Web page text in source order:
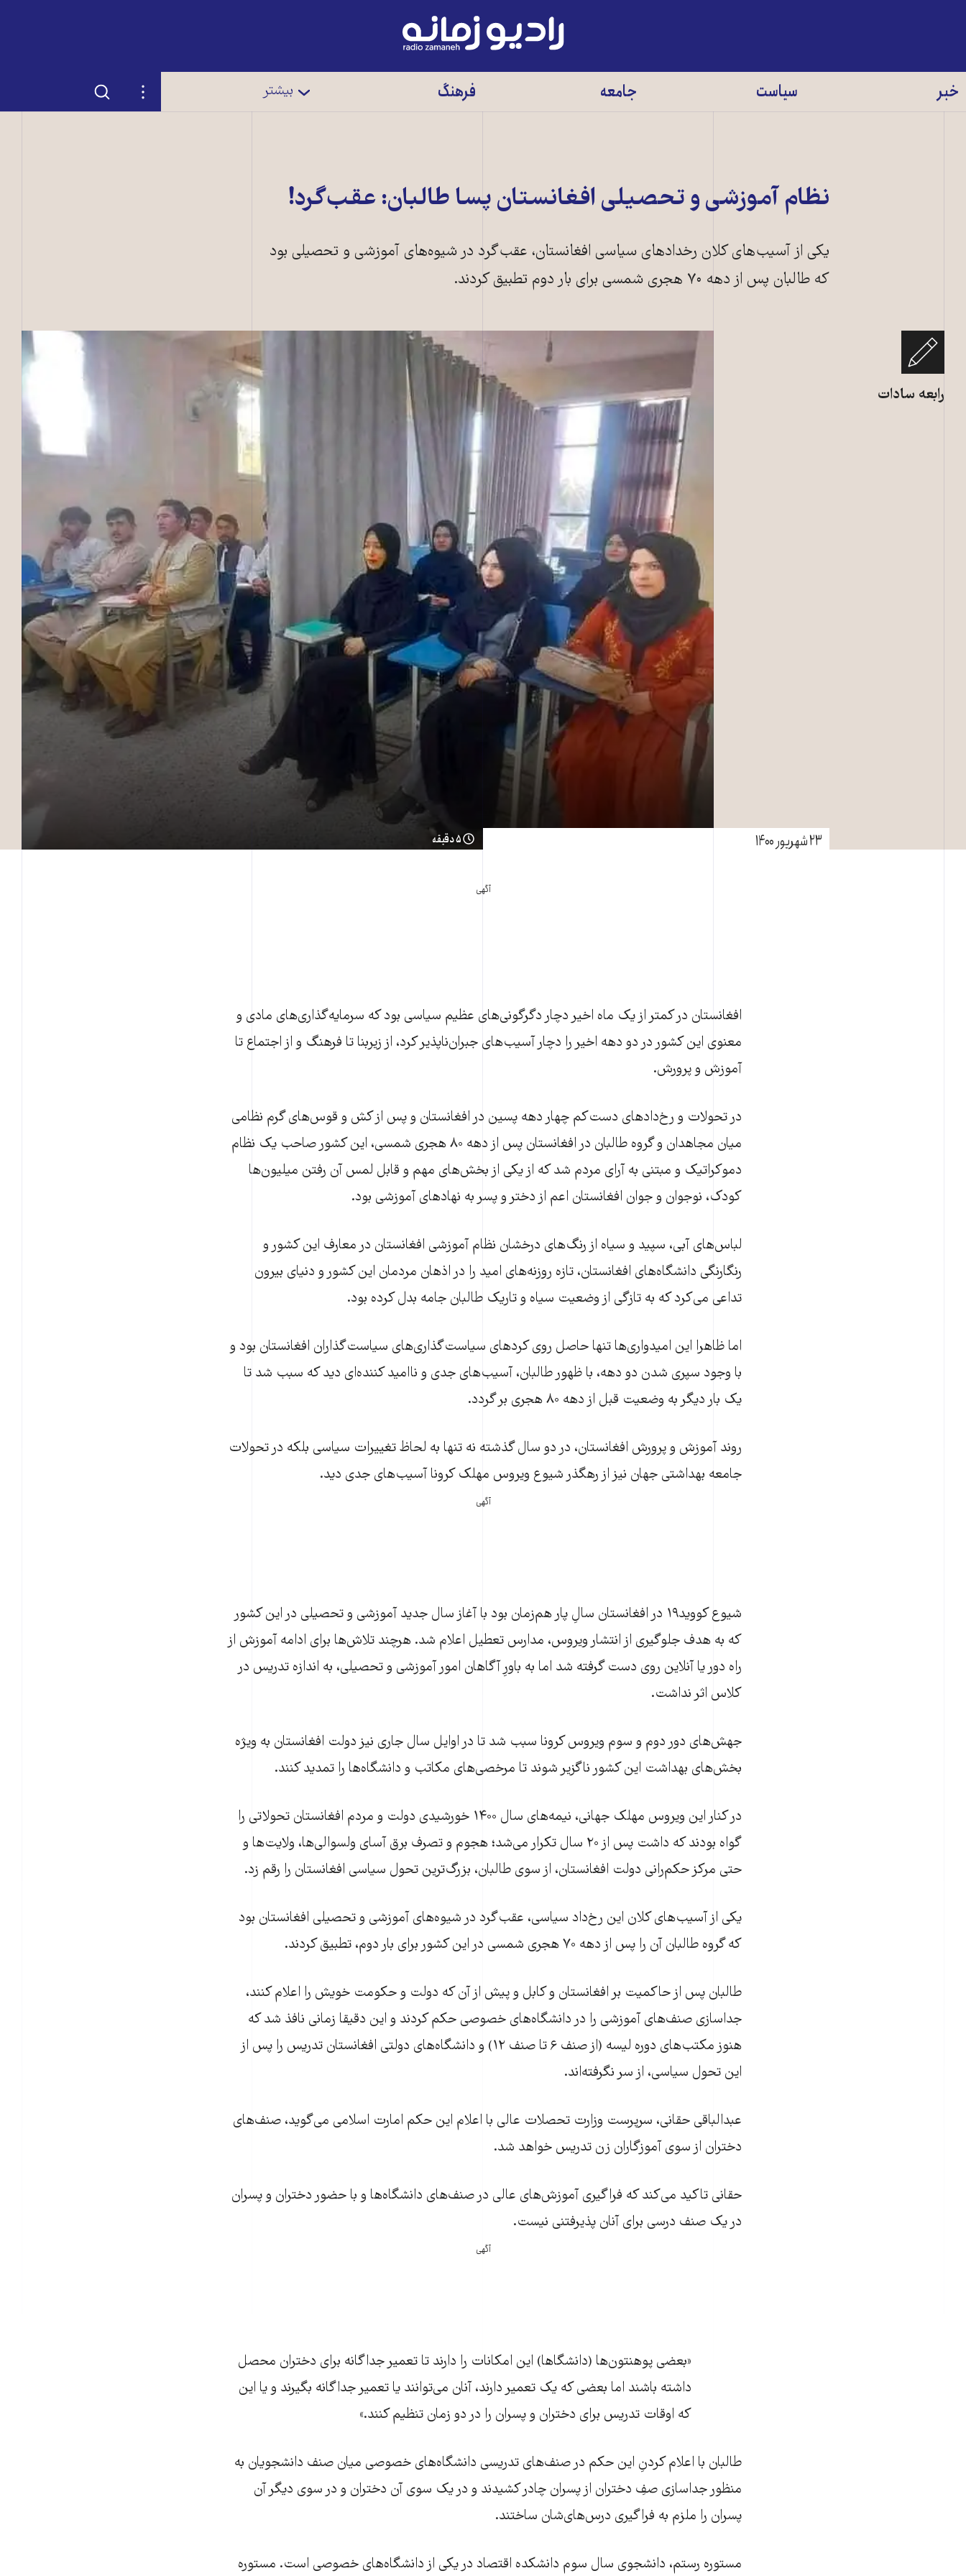
رادیو
زمانه
خبر سیاست جامعه فرهنگ بیشتر تنظیمات جستجو
نظام آموزشی و تحصیلی افغانستان پسا طالبان: عقب‌گرد!
یکی از آسیب‌های کلان رخدادهای سیاسی افغانستان، عقب‌گرد در شیوه‌های آموزشی و تحصیلی بود
که طالبان پس از دهه ۷۰ هجری شمسی برای بار دوم تطبیق کردند.
رابعه سادات
۲۳ شهریور ۱۴۰۰ ۵ دقیقه
آگهی
افغانستان در کمتر از یک ماه اخیر دچار دگرگونی‌های عظیم سیاسی بود که سرمایه‌گذاری‌های مادی و
معنوی این کشور در دو دهه اخیر را دچار آسیب‌های جبران‌ناپذیر کرد، از زیربنا تا فرهنگ و از اجتماع تا
آموزش و پرورش.
در تحولات و رخ‌داد‌های دست‌کم چهار دهه پسین در افغانستان و پس از کش و قوس‌های گرم نظامی
میان مجاهدان و گروه طالبان در افغانستان پس از دهه ۸۰ هجری شمسی، این کشور صاحب یک نظام
دموکراتیک و مبتنی به آرای مردم شد که از یکی از بخش‌های مهم و قابل لمس آن رفتن میلیون‌ها
کودک، نوجوان و جوان افغانستان اعم از دختر و پسر به نهاد‌های آموزشی بود.
لباس‌های آبی، سپید و سیاه از رنگ‌های درخشان نظام آموزشی افغانستان در معارف این کشور و
رنگارنگی دانشگاه‌های افغانستان، تازه روزنه‌های امید را در اذهان مردمان این کشور و دنیای بیرون
تداعی می‌کرد که به تازگی از وضعیت سیاه و تاریک طالبان جامه بدل کرده بود.
اما ظاهرا این امیدواری‌ها تنها حاصل روی کردهای سیاست‌گذاری‌های سیاست‌گذاران افغانستان بود و
با وجود سپری شدن دو دهه، با ظهور طالبان، آسیب‌های جدی و ناامید کننده‌ای دید که سبب شد تا
یک بار دیگر به وضعیت قبل از دهه ۸۰ هجری بر گردد.
روند آموزش و پرورش افغانستان، در دو سال گذشته نه تنها به لحاظ تغییرات سیاسی بلکه در تحولات
جامعه بهداشتی جهان نیز از رهگذر شیوع ویروس مهلک کرونا آسیب‌های جدی دید.
آگهی
شیوع کووید۱۹ در افغانستان سالِ پار هم‌زمان بود با آغاز سال جدید آموزشی و تحصیلی در این کشور
که به هدف جلوگیری از انتشار ویروس، مدارس تعطیل اعلام شد. هرچند تلاش‌ها برای ادامه آموزش از
راه دور یا آنلاین روی دست گرفته شد اما به باورِ آگاهان امور آموزشی و تحصیلی، به اندازه تدریس در
کلاس اثر نداشت.
جهش‌های دور دوم و سوم ویروس کرونا سبب شد تا در اوایل سال جاری نیز دولت افغانستان به ویژه
بخش‌های بهداشت این کشور ناگزیر شوند تا مرخصی‌های مکاتب و دانشگاه‌ها را تمدید کنند.
در کنار این ویروس مهلک جهانی، نیمه‌های سال ۱۴۰۰ خورشیدی دولت و مردم افغانستان تحولاتی را
گواه بودند که داشت پس از ۲۰ سال تکرار می‌شد؛ هجوم و تصرف برق آسای ولسوالی‌ها، ولایت‌ها و
حتی مرکز حکم‌رانی دولت افغانستان، از سوی طالبان، بزرگ‌ترین تحول سیاسی افغانستان را رقم زد.
یکی از آسیب‌های کلان این رخ‌داد سیاسی، عقب‌گرد در شیوه‌های آموزشی و تحصیلی افغانستان بود
که گروه طالبان آن را پس از دهه ۷۰ هجری شمسی در این کشور برای بار دوم، تطبیق کردند.
طالبان پس از حاکمیت بر افغانستان و کابل و پیش از آن که دولت و حکومت خویش را اعلام کنند،
جداسازی صنف‌های آموزشی را در دانشگاه‌های خصوصی حکم کردند و این دقیقا زمانی نافذ شد که
هنوز مکتب‌های دوره لیسه (از صنف ۶ تا صنف ۱۲) و دانشگاه‌های دولتی افغانستان تدریس را پس از
این تحول سیاسی، از سر نگرفته‌اند.
عبدالباقی حقانی، سرپرست وزارت تحصلات عالی با اعلام این حکم امارت اسلامی می‌گوید، صنف‌های
دختران از سوی آموزگاران زن تدریس خواهد شد.
حقانی تاکید می‌کند که فراگیری آموزش‌های عالی در صنف‌های دانشگاه‌ها و با حضور دختران و پسران
در یک صنف درسی برای آنان پذیرفتنی نیست.
آگهی
«بعضی پوهنتون‌ها (دانشگاها) این امکانات را دارند تا تعمیر جداگانه برای دختران محصل
داشته باشند اما بعضی که یک تعمیر دارند، آنان می‌توانند یا تعمیر جداگانه بگیرند و یا این
که اوقات تدریس برای دختران و پسران را در دو زمان تنظیم کنند.»
طالبان با اعلام کردن‌ِ این حکم در صنف‌های تدریسی دانشگاه‌های خصوصی میان صنف دانشجویان به
منظور جداسازی صفِ دختران از پسران چادر کشیدند و در یک سوی آن دختران و در سوی دیگر آن
پسران را ملزم به فراگیری درس‌های‌شان ساختند.
مستوره رستم، دانشجوی سال سوم دانشکده اقتصاد در یکی از دانشگاه‌های خصوصی است. مستوره